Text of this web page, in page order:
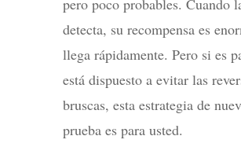
pero poco probables. Cuando
detecta, su recompensa es
llega rápidamente. Pero si es
está dispuesto a evitar las
bruscas, esta estrategia de
prueba es para usted.